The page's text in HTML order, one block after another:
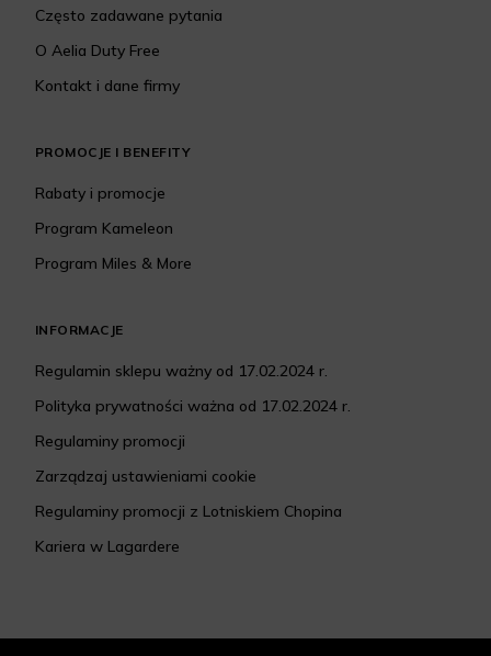
Często zadawane pytania
O Aelia Duty Free
Kontakt i dane firmy
PROMOCJE I BENEFITY
Rabaty i promocje
Program Kameleon
Program Miles & More
INFORMACJE
Regulamin sklepu ważny od 17.02.2024 r.
Polityka prywatności ważna od 17.02.2024 r.
Regulaminy promocji
Zarządzaj ustawieniami cookie
Regulaminy promocji z Lotniskiem Chopina
Kariera w Lagardere